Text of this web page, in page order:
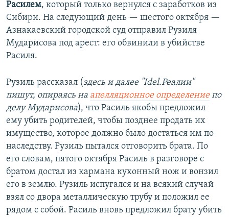
Расилем, который только вернулся с заработков из
Сибири. На следующий день — шестого октября —
Азнакаевский городской суд отправил Рузиля
Мударисова под арест: его обвинили в убийстве
Расиля.
Рузиль рассказал (здесь и далее "Idel.Реалии"
пишут, опираясь на апелляционное определениепо
делу Мударисова), что Расиль якобы предложил
ему убить родителей, чтобы позднее продать их
имущество, которое должно было достаться им по
наследству. Рузиль пытался отговорить брата. По
его словам, пятого октября Расиль в разговоре с
братом достал из кармана кухонный нож и вонзил
его в землю. Рузиль испугался и на всякий случай
взял со двора металлическую трубу и положил ее
рядом с собой. Расиль вновь предложил брату убить